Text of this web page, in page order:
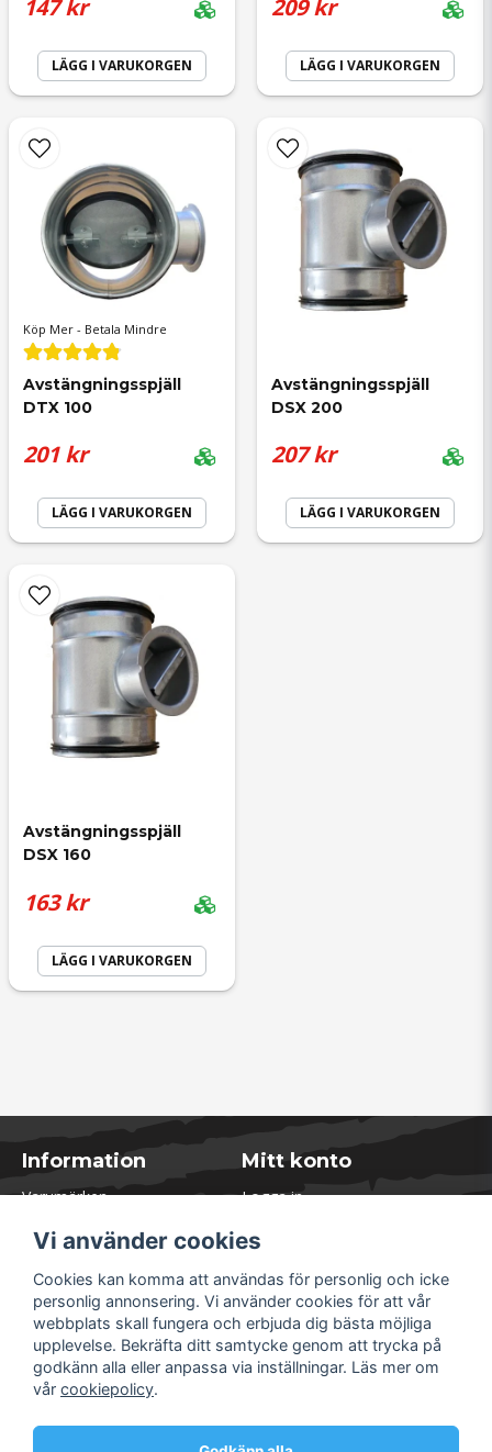
Skicka fråga
147 kr
LÄGG I VARUKORGEN
209 kr
LÄGG I VARUKORGEN
Köp Mer - Betala Mindre
Avstängningsspjäll
DTX 100
201 kr
LÄGG I VARUKORGEN
Avstängningsspjäll
DSX 200
207 kr
LÄGG I VARUKORGEN
Avstängningsspjäll
DSX 160
163 kr
LÄGG I VARUKORGEN
Information
Varumärken
Kontakta oss
Öppettider Lager
Om Soliduct
Soliduct & Ventilation.se
Informationssidor
Returer
Villkor & Policy
Mitt konto
Logga in
Glömt lösenord?
Vi använder cookies
Cookies kan komma att användas för personlig och icke
personlig annonsering. Vi använder cookies för att vår
webbplats skall fungera och erbjuda dig bästa möjliga
upplevelse. Bekräfta ditt samtycke genom att trycka på
godkänn alla eller anpassa via inställningar. Läs mer om
vår cookiepolicy.